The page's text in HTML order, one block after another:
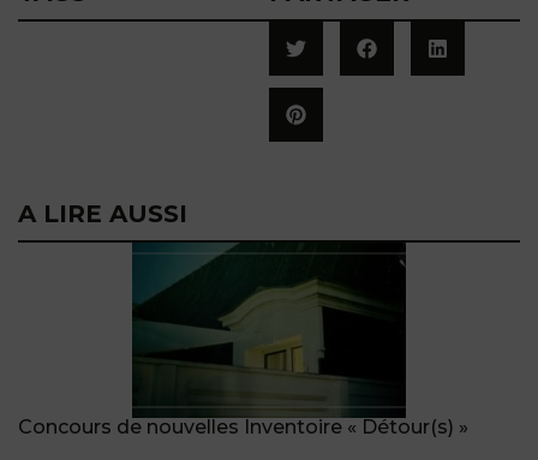
A LIRE AUSSI
Concours de nouvelles Inventoire « Détour(s) »